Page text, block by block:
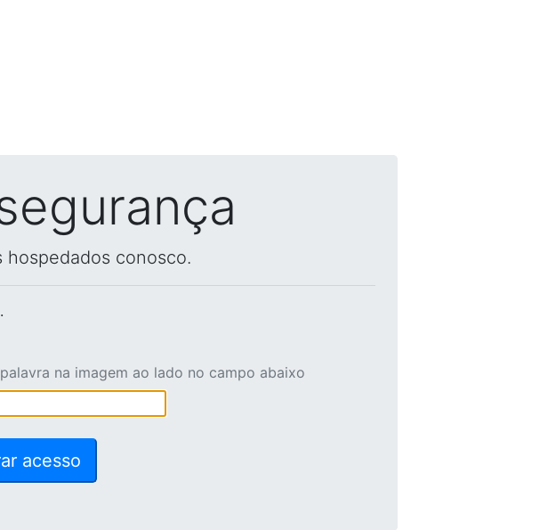
conosco.
na imagem ao lado no campo abaixo